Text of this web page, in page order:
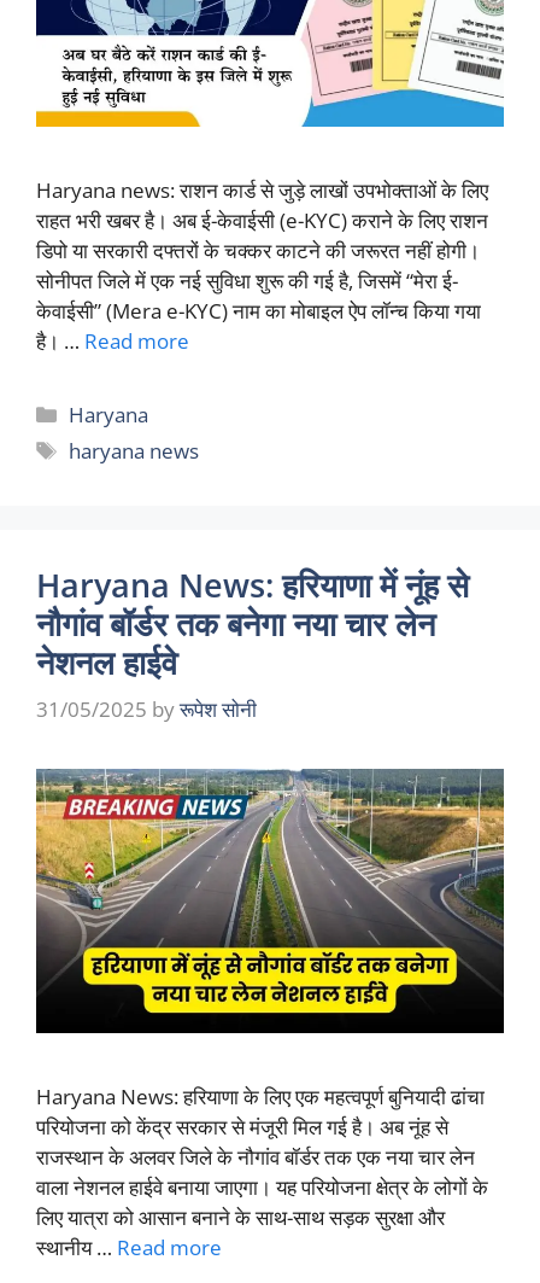
Haryana news: राशन कार्ड से जुड़े लाखों उपभोक्ताओं के लिए
राहत भरी खबर है। अब ई-केवाईसी (e-KYC) कराने के लिए राशन
डिपो या सरकारी दफ्तरों के चक्कर काटने की जरूरत नहीं होगी।
सोनीपत जिले में एक नई सुविधा शुरू की गई है, जिसमें “मेरा ई-
केवाईसी” (Mera e-KYC) नाम का मोबाइल ऐप लॉन्च किया गया
है। … Read more
Categories
Haryana
Tags
haryana news
Haryana News: हरियाणा में नूंह से
नौगांव बॉर्डर तक बनेगा नया चार लेन
नेशनल हाईवे
31/05/2025 byरूपेश सोनी
Haryana News: हरियाणा के लिए एक महत्वपूर्ण बुनियादी ढांचा
परियोजना को केंद्र सरकार से मंजूरी मिल गई है। अब नूंह से
राजस्थान के अलवर जिले के नौगांव बॉर्डर तक एक नया चार लेन
वाला नेशनल हाईवे बनाया जाएगा। यह परियोजना क्षेत्र के लोगों के
लिए यात्रा को आसान बनाने के साथ-साथ सड़क सुरक्षा और
स्थानीय … Read more